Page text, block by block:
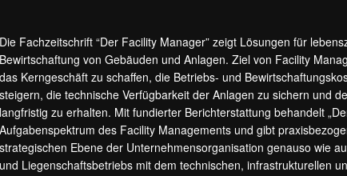
Die Fachzeitschrift “Der Facility Manager” zeigt Lösungen für
Bewirtschaftung von Gebäuden und Anlagen. Ziel von Facility
das Kerngeschäft zu schaffen, die Betriebs- und
steigern, die technische Verfügbarkeit der Anlagen zu sichern und
langfristig zu erhalten. Mit fundierter Berichterstattung behandelt
Aufgabenspektrum des Facility Managements und gibt
strategischen Ebene der Unternehmensorganisation genauso wie
und Liegenschaftsbetriebs mit dem technischen, infrastrukturellen